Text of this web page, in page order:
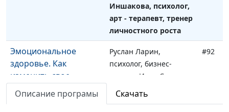
Иншакова, психолог,
арт - терапевт, тренер
личностного роста
Эмоциональное
здоровье. Как
изменить свое
мышление?
Руслан Ларин,
психолог, бизнес-
тренер, Иван Соклаков,
#92
Описание програмы Скачать